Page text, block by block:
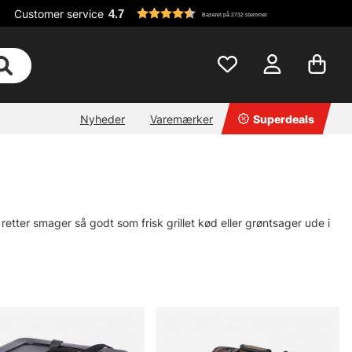
Customer service 4.7 Baseret på 2732 stemmer
Nyheder Varemærker Superdeals
smager så godt som frisk grillet kød eller grøntsager ude i